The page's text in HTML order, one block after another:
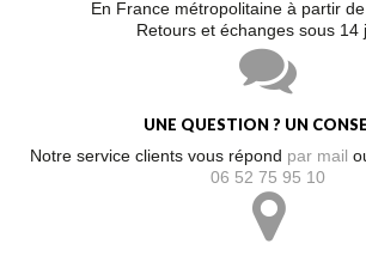
En France métropolitaine à partir
Retours et échanges sous 14
UNE QUESTION ? UN
Notre service clients vous répond par mail
06 52 75 95 10